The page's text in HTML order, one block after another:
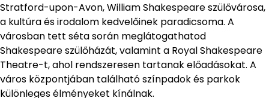
Stratford-upon-Avon, William Shakespeare szülővárosa,
a kultúra és irodalom kedvelőinek paradicsoma. A
városban tett séta során meglátogathatod
Shakespeare szülőházát, valamint a Royal Shakespeare
Theatre-t, ahol rendszeresen tartanak előadásokat. A
város központjában található színpadok és parkok
különleges élményeket kínálnak.